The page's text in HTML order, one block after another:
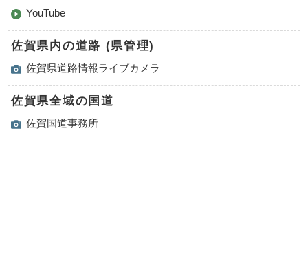
YouTube
佐賀県内の道路 (県管理)
佐賀県道路情報ライブカメラ
佐賀県全域の国道
佐賀国道事務所